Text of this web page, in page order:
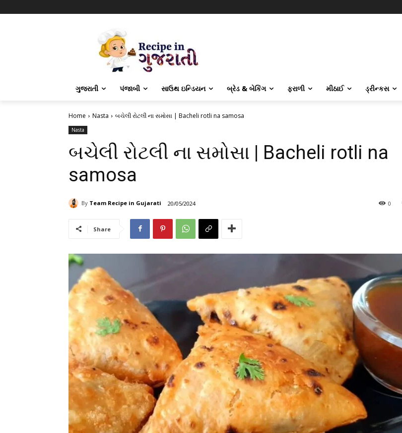
ગુજરાતી પંજાબી સાઉથ ઇન્ડિયન બ્રેડ & બેકિંગ ફરાળી મીઠાઈ ડ્રીન્કસ
Home Nasta બચેલી રોટલી ના સમોસા | Bacheli rotli na samosa
Nasta
બચેલી રોટલી ના સમોસા | Bacheli rotli na
samosa
By Team Recipe in Gujarati 20/05/2024 0
Share